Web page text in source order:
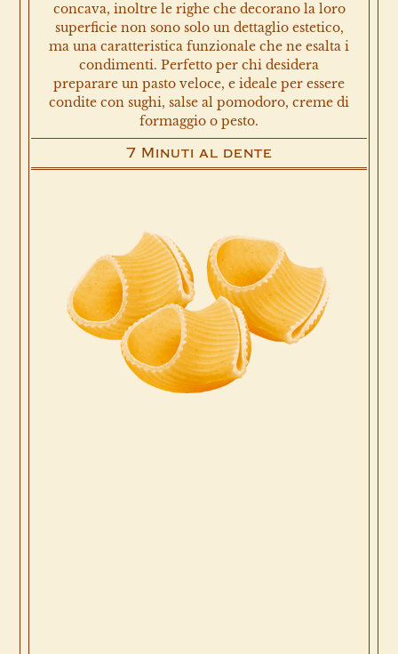
concava, inoltre le righe che decorano la loro
superficie non sono solo un dettaglio estetico,
ma una caratteristica funzionale che ne esalta i
condimenti. Perfetto per chi desidera
preparare un pasto veloce, e ideale per essere
condite con sughi, salse al pomodoro, creme di
formaggio o pesto.
7 Minuti al dente